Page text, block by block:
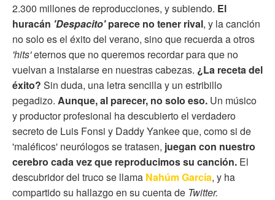
2.300 millones de reproducciones, y subiendo. El
huracán 'Despacito'parece no tener rival, y la canción
no solo es el éxito del verano, sino que recuerda a otros
'hits'eternos que no queremos recordar para que no
vuelvan a instalarse en nuestras cabezas. ¿La receta del
éxito? Sin duda, una letra sencilla y un estribillo
pegadizo. Aunque, al parecer, no solo eso. Un músico
y productor profesional ha descubierto el verdadero
secreto de Luis Fonsi y Daddy Yankee que, como si de
'maléficos' neurólogos se tratasen, juegan con nuestro
cerebro cada vez que reproducimos su canción. El
descubridor del truco se llama Nahúm García, y ha
compartido su hallazgo en su cuenta de Twitter.